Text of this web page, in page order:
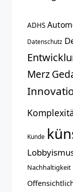
ADHS
Datenschutz
Merz
Kunde
Nachhaltigkeit